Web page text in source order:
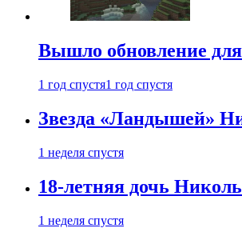
Вышло обновление
1 год спустя1 год спустя
Звезда «Ландышей»
1 неделя спустя
18-летняя дочь
1 неделя спустя